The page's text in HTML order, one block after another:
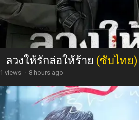
ลวงให้รักล่อให้ร้าย (ซับไทย)
1 views · 8 hours ago